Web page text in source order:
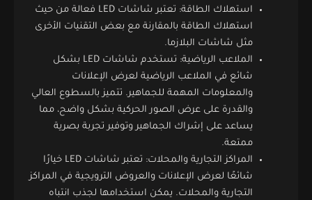
استهلاك الطاقة: تعتبر شاشات LED فعالة من حيث
استهلاك الطاقة بالمقارنة مع بعض التقنيات الأخرى
مثل شاشات البلازما.
الملاعب الرياضية: تستخدم شاشات LED بشكل
شائع في الملاعب الرياضية لعرض الإعلانات
والمعلومات المهمة للجماهير. تتميز بالسطوع العالي
والقدرة على عرض الصور الحركية بشكل واضح، مما
يساعد على إشراك الجماهير وتوفير تجربة بصرية
ممتعة.
المراكز التجارية والمحلات: تعتبر شاشات LED خيارًا
شائعًا لعرض الإعلانات والعروض الترويجية في المراكز
التجارية والمحلات. يمكن استخدامها لجذب انتباه